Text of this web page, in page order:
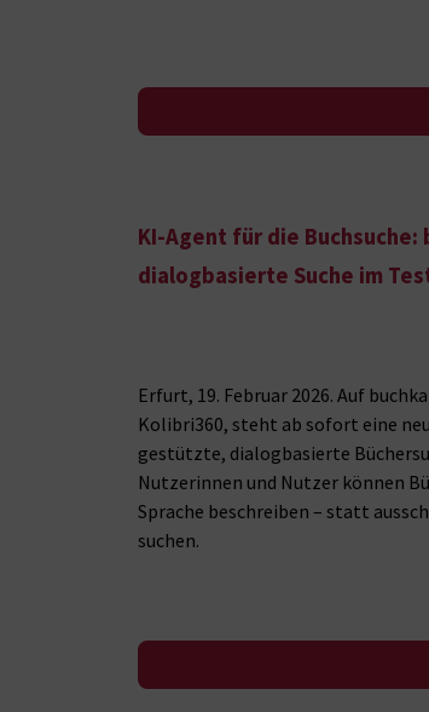
KI-Agent für die
dialogbasierte Suche im
Erfurt, 19. Februar 2026. Auf
Kolibri360, steht ab sofort eine
gestützte, dialogbasierte
Nutzerinnen und Nutzer können
Sprache beschreiben – statt
suchen.